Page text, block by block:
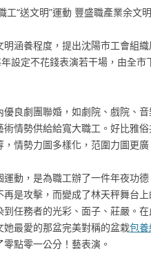
工“送文明”運動 豐盛職產業余文
明涵養程度，提出沈陽市工會組
年設定不花錢表演若干場，由全
優良劇團聯婚，如劇院、戲院、
術情勢供給給寬大職工。好比雅
情勢力圖多樣化，范圍力圖更廣
運動，是為職工辦了一件年夜功
再是攻擊，而變成了林天秤舞台
到任務者的光彩、面子、莊嚴。
她最愛的那盆完美對稱的盆栽包
點零一公分！藝表演。